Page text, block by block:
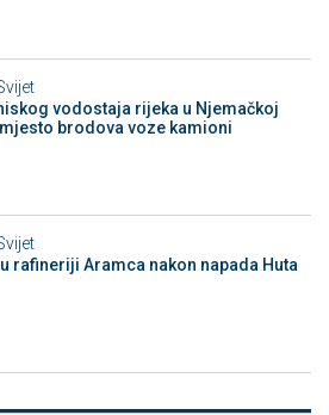
vodostaja rijeka u Njemačkoj
brodova voze kamioni
rafineriji Aramca nakon napada Huta